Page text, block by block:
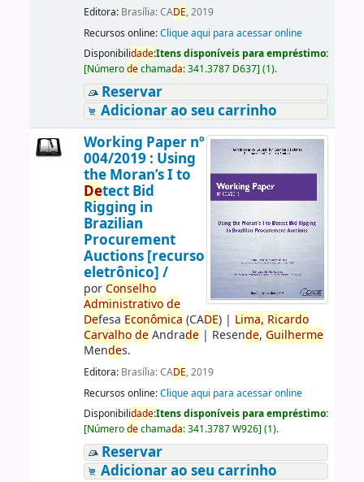
Editora: Brasília: CADE, 2019
Recursos online:Clique aqui para acessar online
Disponibilidade:Itens disponíveis para empréstimo:
[Númerodechamada:341.3787 D637] (1).
Reservar
Adicionar ao seu carrinho
Working Paper nº
004/2019 : Using
the Moran’s I to
Detect Bid
Rigging in
Brazilian
Procurement
Auctions [recurso
eletrônico] /
porConselho
Administrativo de
Defesa Econômica (CADE)| Lima, Ricardo
Carvalho deAndrade| Resende, Guilherme
Mendes.
Editora: Brasília: CADE, 2019
Recursos online:Clique aqui para acessar online
Disponibilidade:Itens disponíveis para empréstimo:
[Númerodechamada:341.3787 W926] (1).
Reservar
Adicionar ao seu carrinho